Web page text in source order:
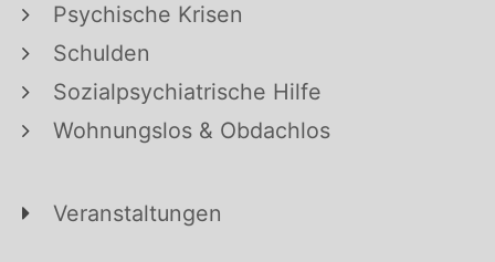
Psychische Krisen
Schulden
Sozialpsychiatrische Hilfe
Wohnungslos & Obdachlos
Veranstaltungen